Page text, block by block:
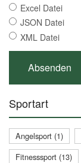
Excel Datei
JSON Datei
XML Datei
Sportart
Angelsport (1)
Fitnesssport (13)